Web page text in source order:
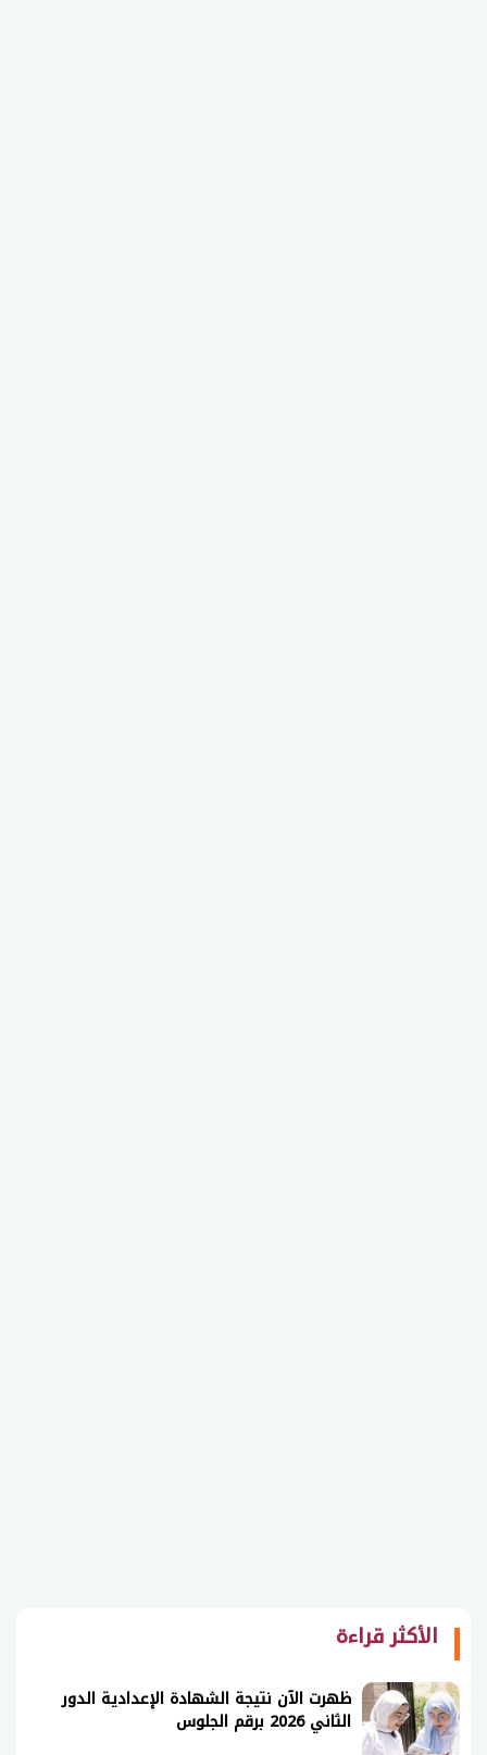
الأكثر قراءة
ظهرت الآن نتيجة الشهادة الإعدادية الدور
الثاني 2026 برقم الجلوس